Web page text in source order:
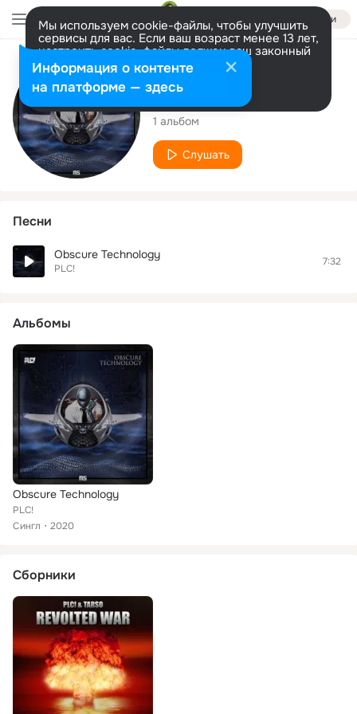
Войти
Мы используем cookie-файлы, чтобы улучшить
сервисы для вас. Если ваш возраст менее 13 лет,
настроить cookie-файлы должен ваш законный
представитель. Больше информации
Разрешить все Настроить
Исполнитель
PLC!
1 альбом
Слушать
Песни
Obscure Technology
PLC!
7:32
Альбомы
Obscure Technology
PLC!
Сингл
2020
Сборники
Информация о контенте
на платформе — здесь